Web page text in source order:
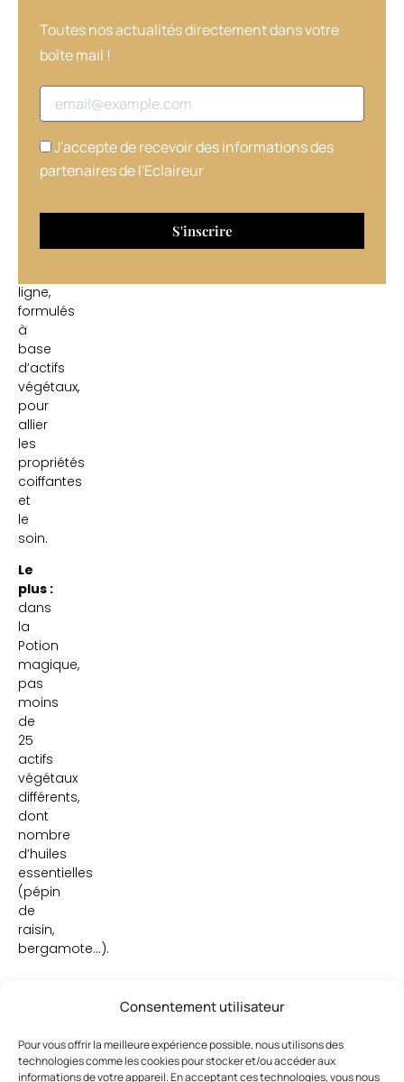
Consentement utilisateur
Pour vous offrir la meilleure expérience possible, nous utilisons des
technologies comme les cookies pour stocker et/ou accéder aux
informations de votre appareil. En acceptant ces technologies, vous nous
bouteilles
airless,
pour
une
meilleure
conservation,
comme
autres
ligne,
formulés
à
base
d’actifs
végétaux,
pour
allier
les
propriétés
coiffantes
et
le
soin.
Le
plus :
dans
la
Potion
magique,
pas
moins
de
25
actifs
végétaux
différents,
dont
nombre
d’huiles
essentielles
(pépin
de
raisin,
bergamote…).
Toutes nos actualités directement dans votre
boîte mail !
Adresse email
J'accepte de recevoir des informations des
partenaires de l'Eclaireur